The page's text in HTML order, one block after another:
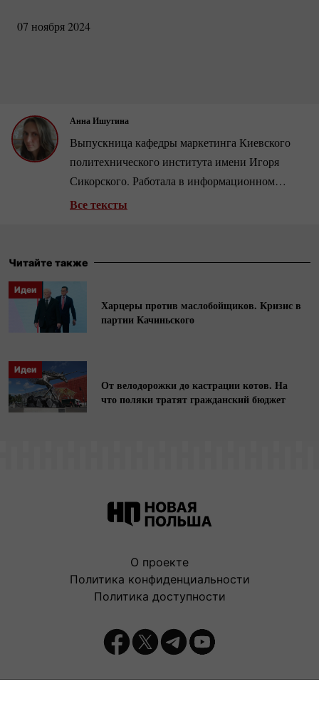
07 ноября 2024
Анна Ишутина
Выпускница кафедры маркетинга Киевского
политехнического института имени Игоря
Сикорского. Работала в информационном
агентстве «Українські новини». С
Все тексты
Читайте также
Идеи
Харцеры против маслобойщиков. Кризис в
партии Качиньского
Идеи
От велодорожки до кастрации котов. На
что поляки тратят гражданский бюджет
О проекте
Политика конфиденциальности
Политика доступности